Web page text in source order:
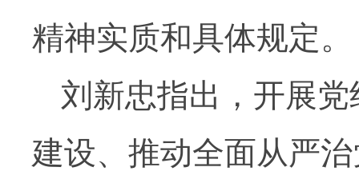
精神实质和具体规定。
刘新忠指出，开展
建设、推动全面从严